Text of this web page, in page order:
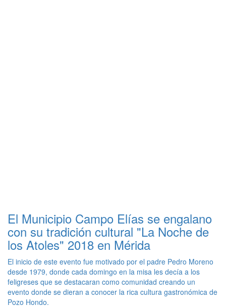
El Municipio Campo Elías se engalano
con su tradición cultural "La Noche de
los Atoles" 2018 en Mérida
El inicio de este evento fue motivado por el padre Pedro Moreno
desde 1979, donde cada domingo en la misa les decía a los
feligreses que se destacaran como comunidad creando un
evento donde se dieran a conocer la rica cultura gastronómica de
Pozo Hondo.